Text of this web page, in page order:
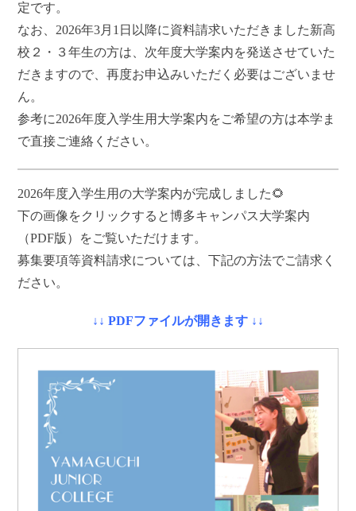
定です。
なお、2026年3月1日以降に資料請求いただきました新高
校２・３年生の方は、次年度大学案内を発送させていた
だきますので、再度お申込みいただく必要はございませ
ん。
参考に2026年度入学生用大学案内をご希望の方は本学ま
で直接ご連絡ください。
2026年度入学生用の大学案内が完成しました🌻
下の画像をクリックすると博多キャンパス大学案内
（PDF版）をご覧いただけます。
募集要項等資料請求については、下記の方法でご請求く
ださい。
↓↓ PDFファイルが開きます ↓↓